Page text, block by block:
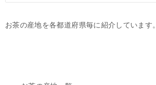
お茶の産地を各都道府県毎に紹介しています。